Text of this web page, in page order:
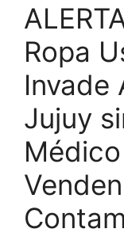
Ropa
Invade
Jujuy